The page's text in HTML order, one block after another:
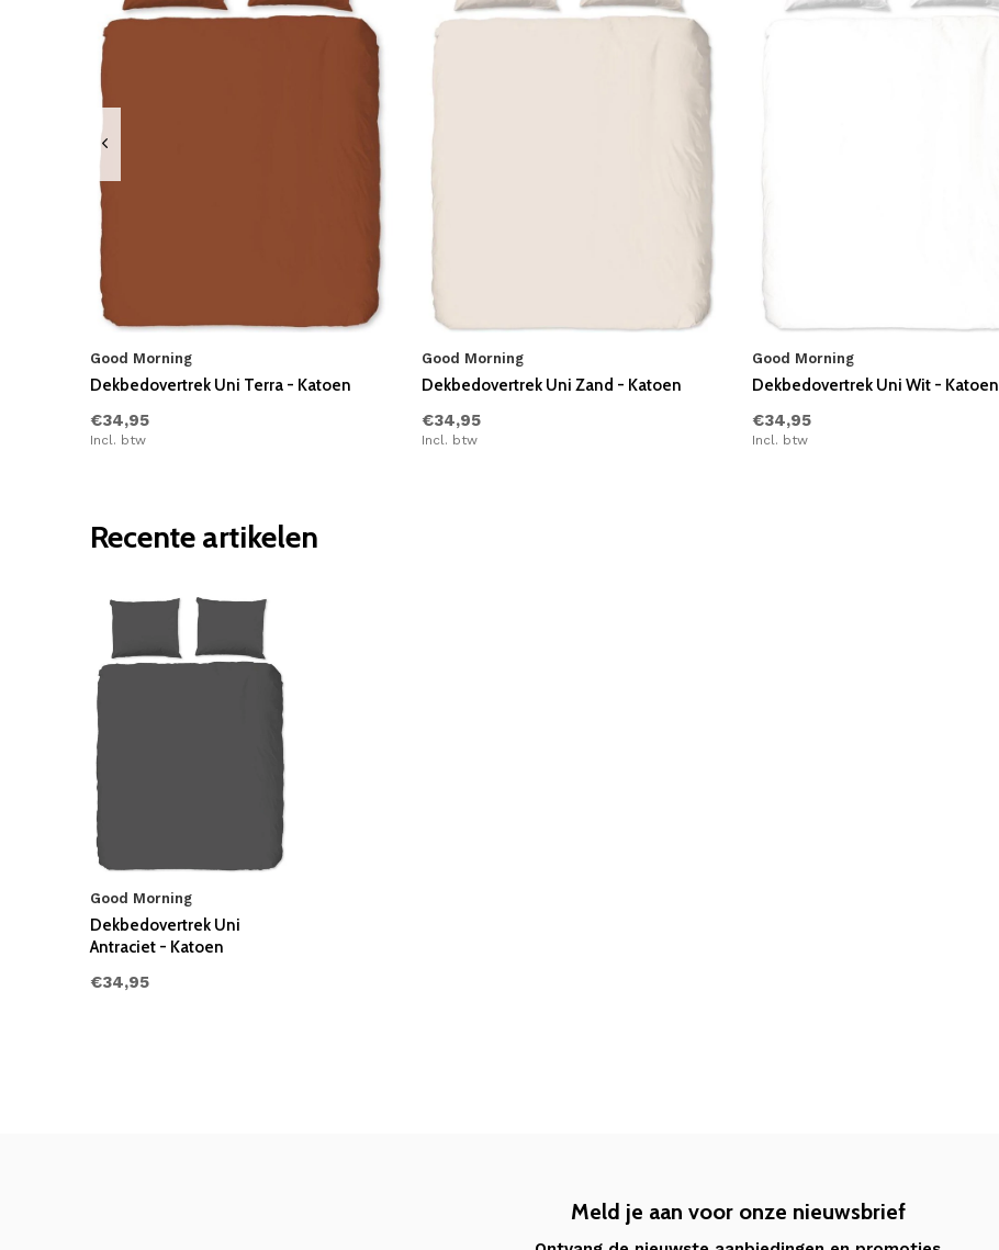
Good Morning
Dekbedovertrek Uni Terra - Katoen
€34,95
Incl. btw
Good Morning
Dekbedovertrek Uni Zand - Katoen
€34,95
Incl. btw
Good Morning
Dekbedovertrek Uni Wit - Katoen
€34,95
Incl. btw
Recente artikelen
Good Morning
Dekbedovertrek Uni
Antraciet - Katoen
€34,95
Meld je aan voor onze nieuwsbrief